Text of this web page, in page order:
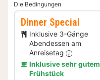
Die Bedingungen
Dinner Special
Inklusive 3-Gänge
Abendessen am
Anreisetag
Inklusive sehr gutem
Frühstück